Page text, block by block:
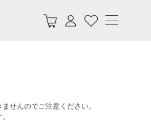
せんのでご注意ください。